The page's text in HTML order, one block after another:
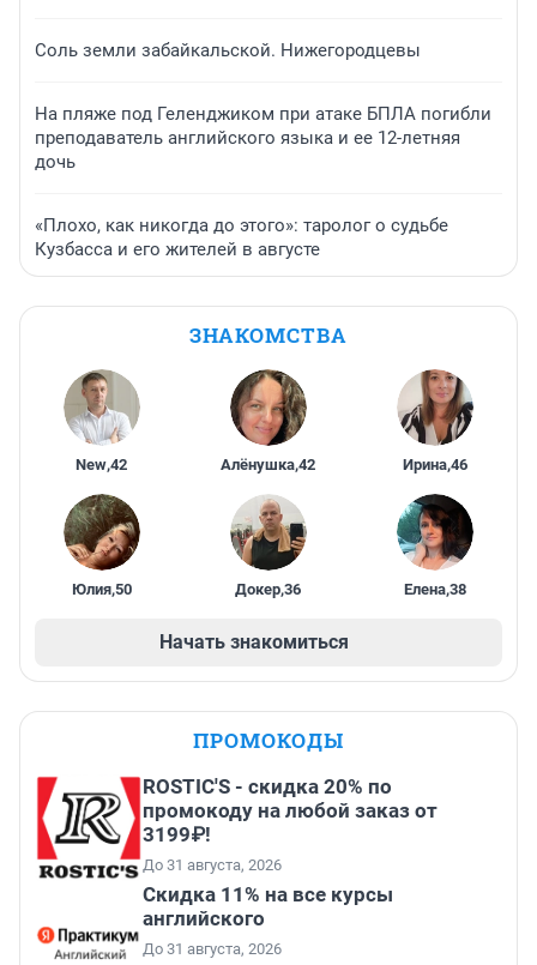
Соль земли забайкальской. Нижегородцевы
На пляже под Геленджиком при атаке БПЛА погибли
преподаватель английского языка и ее 12-летняя
дочь
«Плохо, как никогда до этого»: таролог о судьбе
Кузбасса и его жителей в августе
ЗНАКОМСТВА
New,42 Алёнушка,42 Ирина,46
Юлия,50 Докер,36 Елена,38
Начать знакомиться
ПРОМОКОДЫ
ROSTIC'S - скидка 20% по
промокоду на любой заказ от
3199₽!
До 31 августа, 2026
Скидка 11% на все курсы
английского
До 31 августа, 2026